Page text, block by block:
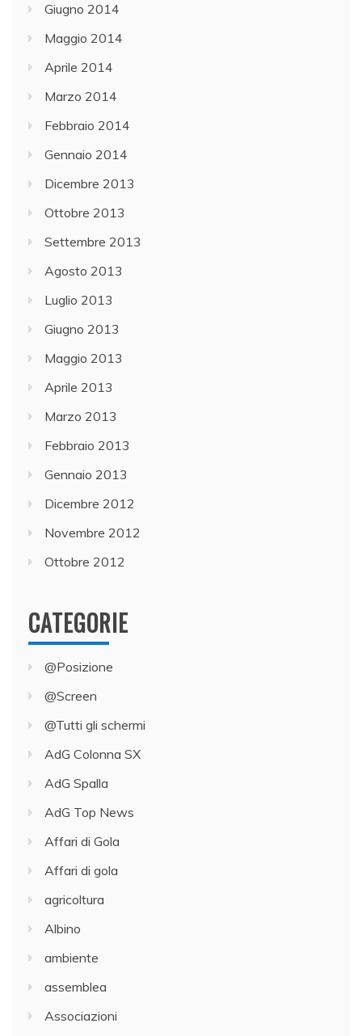
Giugno 2014
Maggio 2014
Aprile 2014
Marzo 2014
Febbraio 2014
Gennaio 2014
Dicembre 2013
Ottobre 2013
Settembre 2013
Agosto 2013
Luglio 2013
Giugno 2013
Maggio 2013
Aprile 2013
Marzo 2013
Febbraio 2013
Gennaio 2013
Dicembre 2012
Novembre 2012
Ottobre 2012
CATEGORIE
@Posizione
@Screen
@Tutti gli schermi
AdG Colonna SX
AdG Spalla
AdG Top News
Affari di Gola
Affari di gola
agricoltura
Albino
ambiente
assemblea
Associazioni